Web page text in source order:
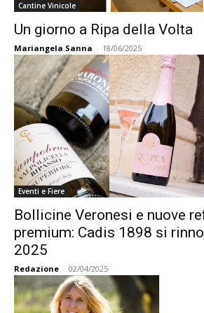
Cantine Vinicole
Un giorno a Ripa della Volta
Mariangela Sanna - 18/06/2025
Eventi e Fiere
Bollicine Veronesi e nuove
premium: Cadis 1898 si
2025
Redazione - 02/04/2025